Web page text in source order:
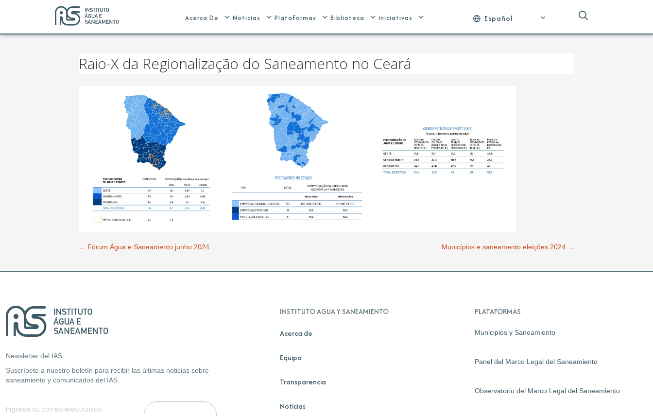
Acerca De Noticias Plataformas Biblioteca Iniciativas Español
Raio-X da Regionalização do Saneamento no Ceará
← Fórum Água e Saneamento junho 2024 Municípios e saneamento eleições 2024 →
Newsletter del IAS
Suscríbete a nuestro boletín para recibir las últimas noticias sobre
saneamiento y comunicados del IAS.
INSTITUTO AGUA Y SANEAMIENTO
Acerca de
Equipo
Transparencia
Noticias
PLATAFORMAS
Municipios y Saneamiento
Panel del Marco Legal del Saneamiento
Observatorio del Marco Legal del Saneamiento